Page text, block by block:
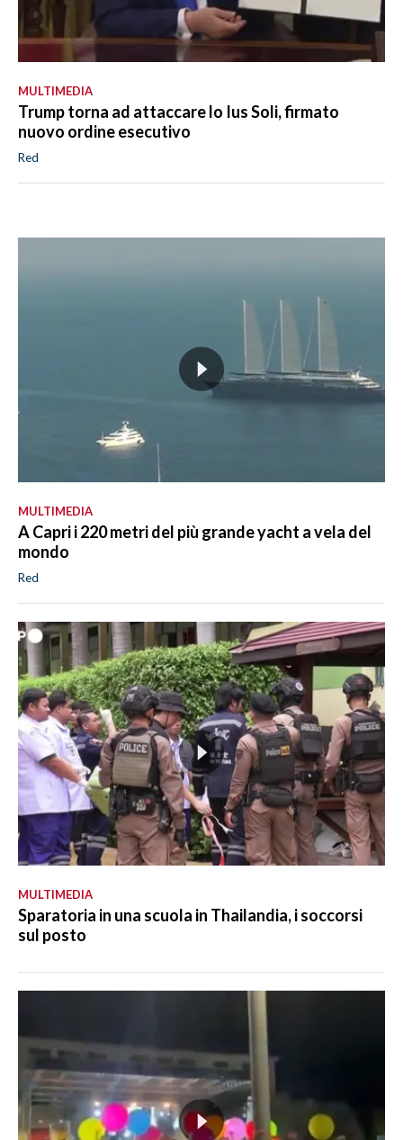
MULTIMEDIA
Trump torna ad attaccare lo Ius Soli, firmato
nuovo ordine esecutivo
Red
MULTIMEDIA
A Capri i 220 metri del più grande yacht a vela del
mondo
Red
MULTIMEDIA
Sparatoria in una scuola in Thailandia, i soccorsi
sul posto